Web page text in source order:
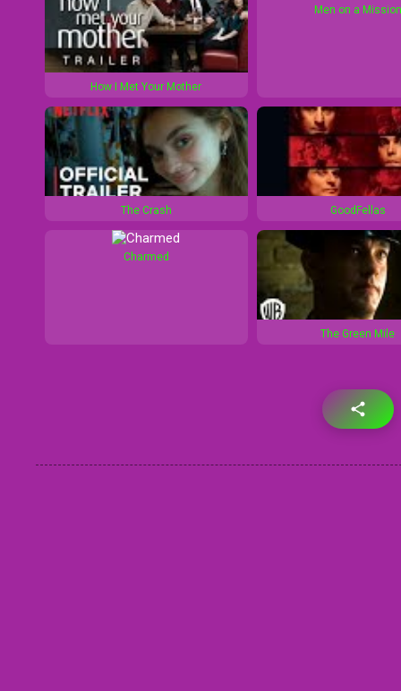
s
0
s
How I Met Your Mother
Men on a Mission
The Crash GoodFellas
Charmed
The Green Mile